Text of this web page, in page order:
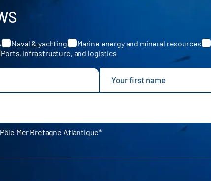
Naval & yachting Marine energy and mineral resources
Ports, infrastructure, and logistics
Mer Bretagne Atlantique